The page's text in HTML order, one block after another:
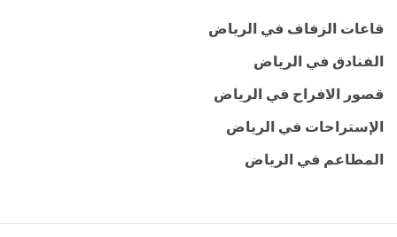
قاعات الزفاف في الرياض
الفنادق في الرياض
قصور الافراح في الرياض
الإستراحات في الرياض
المطاعم في الرياض